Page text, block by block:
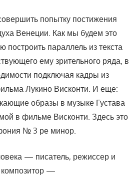
попытку постижения
Венеции. Как мы будем это
построить параллель из текста
ему зрительного ряда, в
подключая кадры из
Лукино Висконти. И еще:
образы в музыке Густава
в фильме Висконти. Здесь это
№ 3 ре минор.
— писатель, режиссер и
композитор —